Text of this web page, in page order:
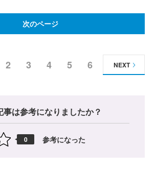
次のページ
2 3 4 5 6 NEXT
事は参考になりましたか？
0 参考になった